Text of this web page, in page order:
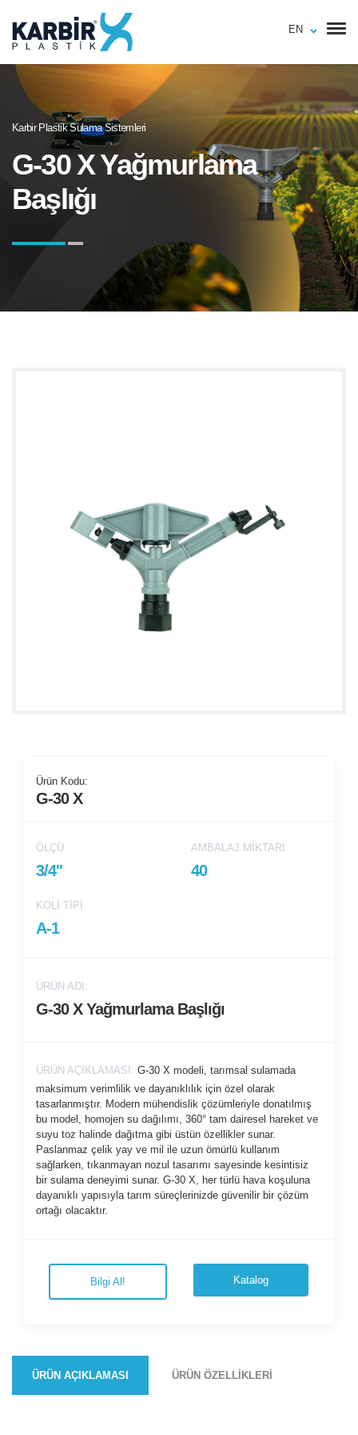
EN
Karbir Plastik Sulama Sistemleri
G-30 X Yağmurlama
Başlığı
Ürün Kodu:
G-30 X
ÖLÇÜ
3/4''
AMBALAJ MIKTARI
40
KOLI TIPI
A-1
ÜRÜN ADI:
G-30 X Yağmurlama Başlığı
ÜRÜN AÇIKLAMASI: G-30 X modeli, tarımsal sulamada
maksimum verimlilik ve dayanıklılık için özel olarak
tasarlanmıştır. Modern mühendislik çözümleriyle donatılmış
bu model, homojen su dağılımı, 360° tam dairesel hareket ve
suyu toz halinde dağıtma gibi üstün özellikler sunar.
Paslanmaz çelik yay ve mil ile uzun ömürlü kullanım
sağlarken, tıkanmayan nozul tasarımı sayesinde kesintisiz
bir sulama deneyimi sunar. G-30 X, her türlü hava koşuluna
dayanıklı yapısıyla tarım süreçlerinizde güvenilir bir çözüm
ortağı olacaktır.
Bilgi Al! Katalog
ÜRÜN AÇIKLAMASI ÜRÜN ÖZELLIKLERI